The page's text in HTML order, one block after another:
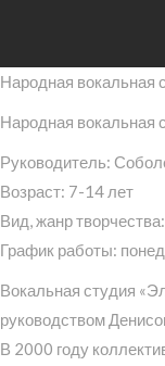
Народная вокальная
Народная вокальная
Руководитель:
Возраст: 7-14 лет
Вид, жанр
График работы:
Вокальная студия
руководством
В 2000 году